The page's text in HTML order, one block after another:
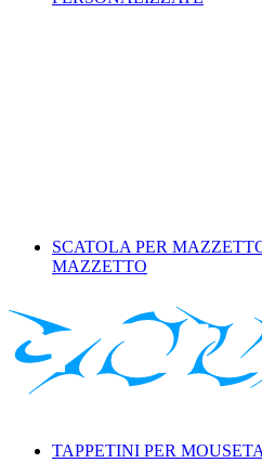
SCATOLA PER
MAZZETTO
TAPPETINI PER MOUSE